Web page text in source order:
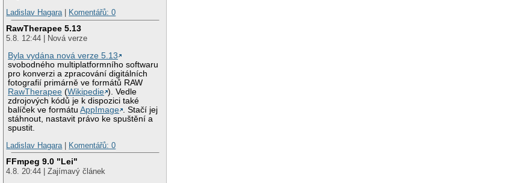
Ladislav Hagara| Komentářů: 0
RawTherapee 5.13
5.8. 12:44 | Nová verze
Byla vydána nová verze 5.13
svobodného multiplatformního softwaru
pro konverzi a zpracování digitálních
fotografií primárně ve formátů RAW
RawTherapee (Wikipedie ). Vedle
zdrojových kódů je k dispozici také
balíček ve formátuAppImage
. Stačí jej
stáhnout, nastavit právo ke spuštění a
spustit.
Ladislav Hagara| Komentářů: 0
FFmpeg 9.0 "Lei"
4.8. 20:44 | Zajímavý článek